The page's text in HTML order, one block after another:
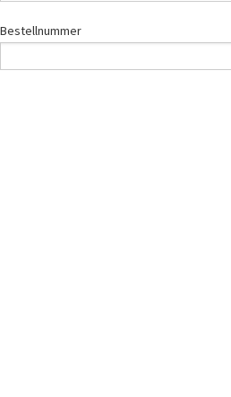
Bestellnummer